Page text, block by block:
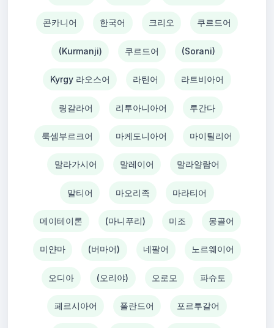
콘카니어 한국어 크리오 쿠르드어
(Kurmanji) 쿠르드어 (Sorani)
Kyrgy 라오스어 라틴어 라트비아어
링갈라어 리투아니아어 루간다
룩셈부르크어 마케도니아어 마이틸리어
말라가시어 말레이어 말라얄람어
말티어 마오리족 마라티어
메이테이론 (마니푸리) 미조 몽골어
미얀마 (버마어) 네팔어 노르웨이어
오디아 (오리야) 오로모 파슈토
페르시아어 폴란드어 포르투갈어